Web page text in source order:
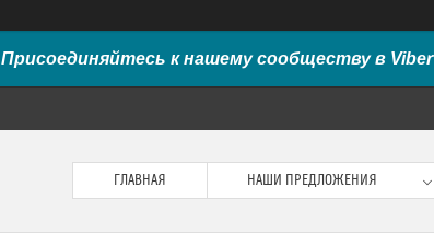
Присоединяйтесь к нашему сообществу в Viber
ГЛАВНАЯ НАШИ ПРЕДЛОЖЕНИЯ